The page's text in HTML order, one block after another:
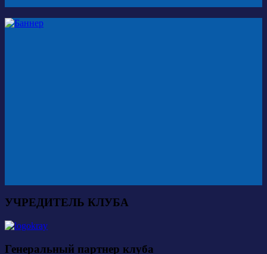
УЧРЕДИТЕЛЬ КЛУБА
Генеральный партнер клуба